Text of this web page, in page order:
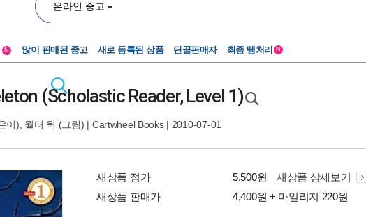
온라인 중고
N 많이 판매된 중고 새로 등록된 상품 단골판매자 최종 땡처리 N
(Scholastic Reader, Level 1)
이), 월터 윅 (그림) | Cartwheel Books| 2010-07-01
새상품 정가 5,500원
새상품 상세보기
새상품 판매가
4,400원 + 마일리지 220원